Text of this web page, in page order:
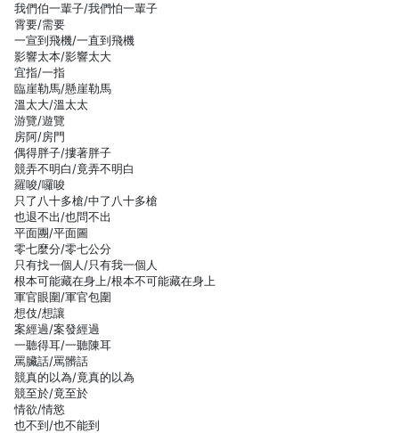
我們伯一輩子/我們怕一輩子
霄要/需要
一宣到飛機/一直到飛機
影響太本/影響太大
宜指/一指
臨崖勒馬/懸崖勒馬
溫太大/溫太太
游覽/遊覽
房阿/房門
偶得胖子/摟著胖子
競弄不明白/竟弄不明白
羅唆/囉唆
只了八十多槍/中了八十多槍
也退不出/也問不出
平面團/平面圖
零七麼分/零七公分
只有找一個人/只有我一個人
根本可能藏在身上/根本不可能藏在身上
軍官眼圍/軍官包圍
想伎/想讓
案經過/案發經過
一聽得耳/一聽陳耳
罵臟話/罵髒話
競真的以為/竟真的以為
競至於/竟至於
情欲/情慾
也不到/也不能到